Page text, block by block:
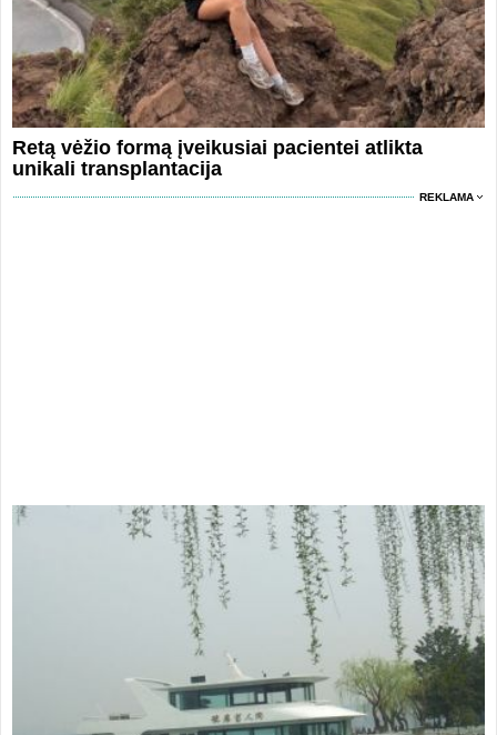
Retą vėžio formą įveikusiai pacientei atlikta
unikali transplantacija
REKLAMA